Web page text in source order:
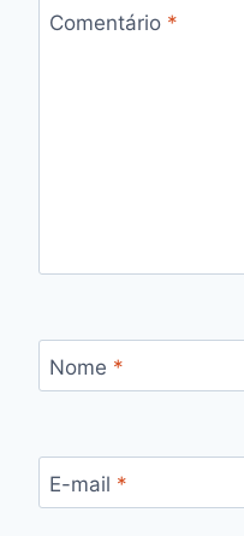
Comentário *
Nome *
E-mail *